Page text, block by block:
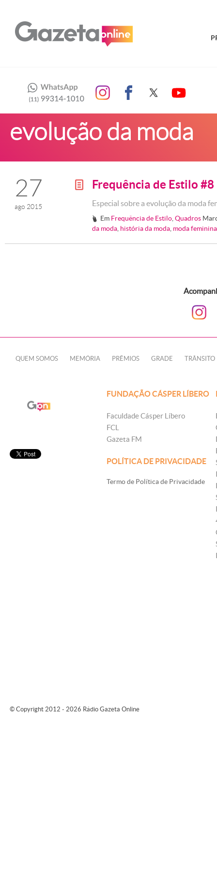
evolução da moda
27
ago 2015
g Frequência de Estilo #8
Especial sobre a evolução da moda
# Em Frequência de Estilo ,Quadros
da moda história da moda moda feminina
QUEM SOMOS MEMÓRIA PRÊMIOS GRADE TRÂNSITO
FUNDAÇÃO CÁSPER LÍBERO
Faculdade Cásper Líbero
FCL
Gazeta FM
POLÍTICA DE PRIVACIDADE
Termo de Política de Privacidade
© Copyright 2012 - 2026 Rádio Gazeta Online